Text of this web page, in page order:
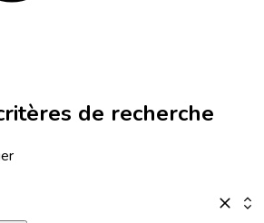
de recherche